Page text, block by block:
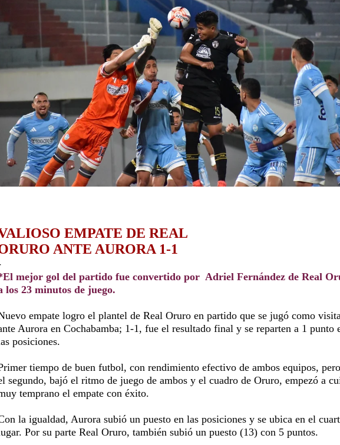
EMPATE DE REAL
ANTE AURORA 1-1
mejor gol del partido fue convertido por Adriel Fernández de Real
los 23 minutos de juego.
empate logro el plantel de Real Oruro en partido que se jugó como
Aurora en Cochabamba; 1-1, fue el resultado final y se reparten a 1 punto
posiciones.
tiempo de buen futbol, con rendimiento efectivo de ambos equipos,
segundo, bajó el ritmo de juego de ambos y el cuadro de Oruro, empezó a
temprano el empate con éxito.
la igualdad, Aurora subió un puesto en las posiciones y se ubica en el
Por su parte Real Oruro, también subió un puesto (13) con 5 puntos.